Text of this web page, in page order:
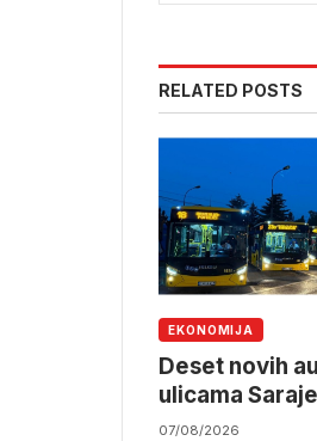
RELATED POSTS
EKONOMIJA
Deset novih
ulicama
07/08/2026